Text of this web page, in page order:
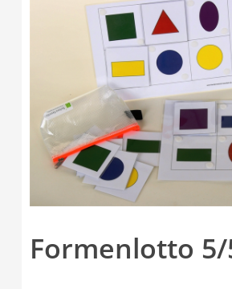
Formenlotto 5/